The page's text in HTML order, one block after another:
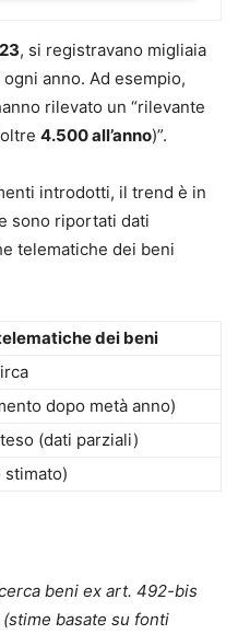
banche dati, esiti
e impugnazioni.
c.p.c. spiegata passo-
pignoramento
integrale: D.Lgs.
(correttivo Cartabia)
presso terzi).
patrimoni “speciali”:
cointestati, enti
check operativi e
decisione rapida e
online in
specialistico.
, si registravano migliaia
anno. Ad esempio,
rilevato un “rilevante
4.500 all’anno)”.
introdotti, il trend è in
sono riportati dati
telematiche dei beni
dei beni
dopo metà anno)
(dati parziali)
stimato)
beni ex art. 492-bis
basate su fonti